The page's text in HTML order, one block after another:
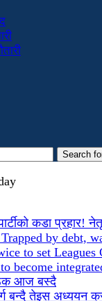
Search
कडा प्रहार!
by debt,
to set Leagues
become
आज बस्दै
बन्दै तेइस अध्ययन